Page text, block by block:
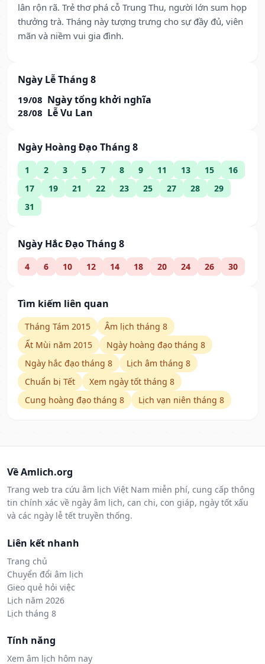
lân rộn rã. Trẻ thơ phá cỗ Trung Thu, người lớn sum họp
thưởng trà. Tháng này tượng trưng cho sự đầy đủ, viên
mãn và niềm vui gia đình.
Ngày Lễ Tháng 8
19/08 Ngày tổng khởi nghĩa
28/08 Lễ Vu Lan
Ngày Hoàng Đạo Tháng 8
1 2 3 5 7 8 9 11 13 15
16
17
19 21 22 23 25 27 28
29
31
Ngày Hắc Đạo Tháng 8
4 6 10 12 14 18 20 24 26 30
Tìm kiếm liên quan
Tháng Tám 2015
Âm lịch tháng 8
Ất Mùi năm 2015
Ngày hoàng đạo tháng 8
Ngày hắc đạo tháng 8
Lịch âm tháng 8
Chuẩn bị Tết
Xem ngày tốt tháng 8
Cung hoàng đạo tháng 8
Lịch vạn niên tháng 8
Về Amlich.org
Trang web tra cứu âm lịch Việt Nam miễn phí, cung cấp thông
tin chính xác về ngày âm lịch, can chi, con giáp, ngày tốt xấu
và các ngày lễ tết truyền thống.
Liên kết nhanh
Trang chủ
Chuyển đổi âm lịch
Gieo quẻ hỏi việc
Lịch năm 2026
Lịch tháng 8
Tính năng
Xem âm lịch hôm nay